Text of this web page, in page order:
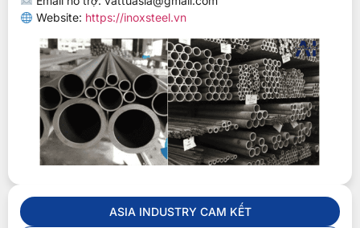
Website: https://inoxsteel.vn
ASIA INDUSTRY CAM KẾT